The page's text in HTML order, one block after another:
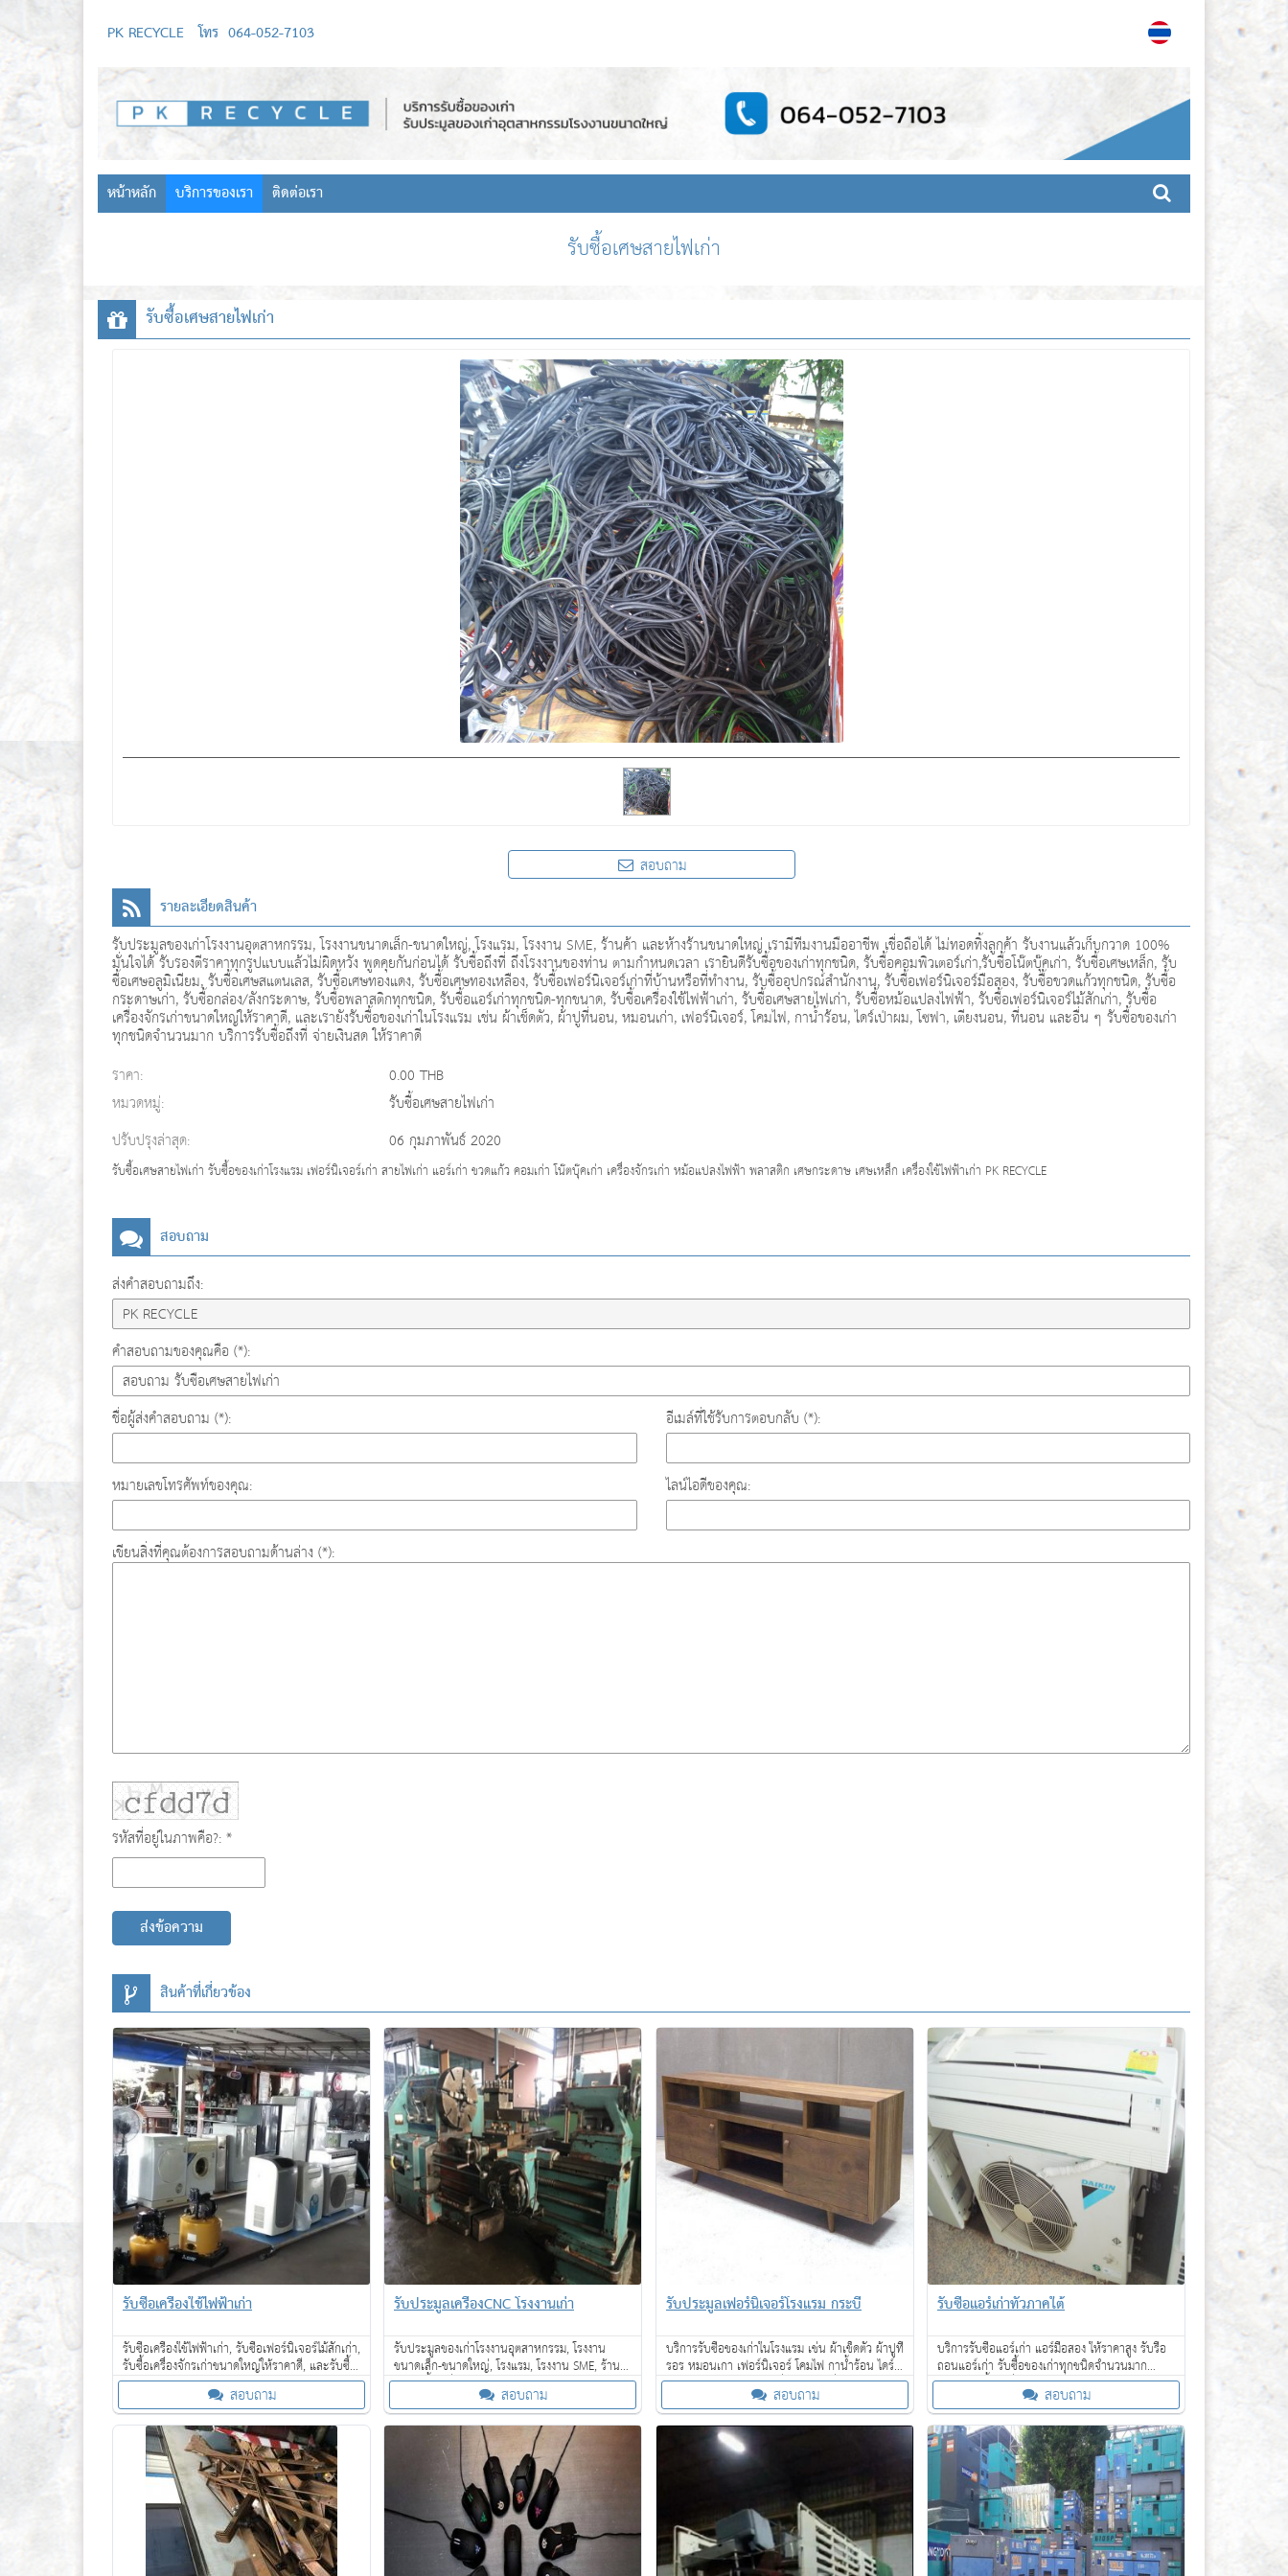
PK RECYCLE โทร 064-052-7103
หน้าหลัก บริการของเรา ติดต่อเรา
รับซื้อเศษสายไฟเก่า
รับซื้อเศษสายไฟเก่า
สอบถาม
รายละเอียดสินค้า
รับประมูลของเก่าโรงงานอุตสาหกรรม, โรงงานขนาดเล็ก-ขนาดใหญ่, โรงแรม, โรงงาน SME, ร้านค้า และห้างร้านขนาดใหญ่ เรามีทีมงานมืออาชีพ เชื่อถือได้ ไม่ทอดทิ้งลูกค้า รับงานแล้วเก็บกวาด 100%
มั่นใจได้ รับรองตีราคาทุกรูปแบบแล้วไม่ผิดหวัง พูดคุยกันก่อนได้ รับซื้อถึงที่ ถึงโรงงานของท่าน ตามกำหนดเวลา เรายินดีรับซื้อของเก่าทุกชนิด, รับซื้อคอมพิวเตอร์เก่า,รับซื้อโน๊ตบุ๊คเก่า, รับซื้อเศษเหล็ก, รับ
ซื้อเศษอลูมิเนียม, รับซื้อเศษสแตนเลส, รับซื้อเศษทองแดง, รับซื้อเศษทองเหลือง, รับซื้อเฟอร์นิเจอร์เก่าที่บ้านหรือที่ทำงาน, รับซื้ออุปกรณ์สำนักงาน, รับซื้อเฟอร์นิเจอร์มือสอง, รับซื้อขวดแก้วทุกชนิด, รับซื้อ
กระดาษเก่า, รับซื้อกล่อง/ลังกระดาษ, รับซื้อพลาสติกทุกชนิด, รับซื้อแอร์เก่าทุกชนิด-ทุกขนาด, รับซื้อเครื่องใช้ไฟฟ้าเก่า, รับซื้อเศษสายไฟเก่า, รับซื้อหม้อแปลงไฟฟ้า, รับซื้อเฟอร์นิเจอร์ไม้สักเก่า, รับซื้อ
เครื่องจักรเก่าขนาดใหญ่ให้ราคาดี, และเรายังรับซื้อของเก่าในโรงแรม เช่น ผ้าเช็ดตัว, ผ้าปูที่นอน, หมอนเก่า, เฟอร์นิเจอร์, โคมไฟ, กาน้ำร้อน, ไดร์เป่าผม, โซฟา, เตียงนอน, ที่นอน และอื่น ๆ รับซื้อของเก่า
ทุกชนิดจำนวนมาก บริการรับซื้อถึงที่ จ่ายเงินสด ให้ราคาดี
ราคา:
0.00 THB
หมวดหมู่:
รับซื้อเศษสายไฟเก่า
ปรับปรุงล่าสุด:
06 กุมภาพันธ์ 2020
รับซื้อเศษสายไฟเก่า รับซื้อของเก่าโรงแรม เฟอร์นิเจอร์เก่า สายไฟเก่า แอร์เก่า ขวดแก้ว คอมเก่า โน๊ตบุ๊คเก่า เครื่องจักรเก่า หม้อแปลงไฟฟ้า พลาสติก เศษกระดาษ เศษเหล็ก เครื่องใช้ไฟฟ้าเก่า PK RECYCLE
สอบถาม
ส่งคำสอบถามถึง:
คำสอบถามของคุณคือ (*):
ชื่อผู้ส่งคำสอบถาม (*): อีเมล์ที่ใช้รับการตอบกลับ (*):
หมายเลขโทรศัพท์ของคุณ: ไลน์ไอดีของคุณ:
เขียนสิ่งที่คุณต้องการสอบถามด้านล่าง (*):
รหัสที่อยู่ในภาพคือ?: *
ส่งข้อความ
สินค้าที่เกี่ยวข้อง
รับซื้อเครื่องใช้ไฟฟ้าเก่า
รับซื้อเครื่องใช้ไฟฟ้าเก่า, รับซื้อเฟอร์นิเจอร์ไม้สักเก่า,
รับซื้อเครื่องจักรเก่าขนาดใหญ่ให้ราคาดี, และรับซื้อ
ของเก่าในโรงแรม ให้ราคาดีสอบถาม
รับประมูลเครื่องCNC โรงงานเก่า
รับประมูลของเก่าโรงงานอุตสาหกรรม, โรงงาน
ขนาดเล็ก-ขนาดใหญ่, โรงแรม, โรงงาน SME, ร้าน
ค้า รับซื้อเครื่องจักรเก่าขนาดใหญ่ให้ราคาดี
สอบถาม
รับประมูลเฟอร์นิเจอร์โรงแรม กระบี่
บริการรับซื้อของเก่าในโรงแรม เช่น ผ้าเช็ดตัว ผ้าปูที่
รอร หมอนเกา เฟอร์นิเจอร์ โคมไฟ กาน้ำร้อน ไดร์
เป่าผม โซฟา เตียงนอน ที่นอน และอื่น ๆ
สอบถาม
รับซื้อแอร์เก่าทั่วภาคใต้
บริการรับซื้อแอร์เก่า แอร์มือสอง ให้ราคาสูง รับรื้อ
ถอนแอร์เก่า รับซื้อของเก่าทุกชนิดจำนวนมาก
บริการรับซื้อถึงที่ จ่ายเงินสด ให้ราคาดี
สอบถาม